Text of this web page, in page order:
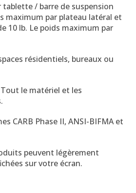
tablette / barre de suspension
maximum par plateau latéral et
10 lb. Le poids maximum par
résidentiels, bureaux ou
le matériel et les
CARB Phase II, ANSI-BIFMA et
peuvent légèrement
sur votre écran.